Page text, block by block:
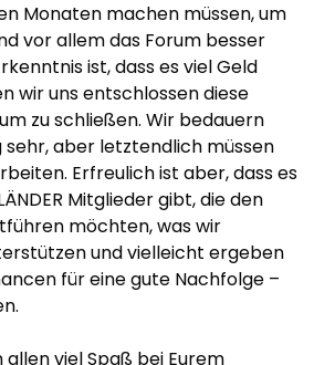
Monaten machen müssen, um
vor allem das Forum besser
ist, dass es viel Geld
wir uns entschlossen diese
zu schließen. Wir bedauern
sehr, aber letztendlich müssen
Erfreulich ist aber, dass es
Mitglieder gibt, die den
möchten, was wir
und vielleicht ergeben
für eine gute Nachfolge –
allen viel Spaß bei Eurem